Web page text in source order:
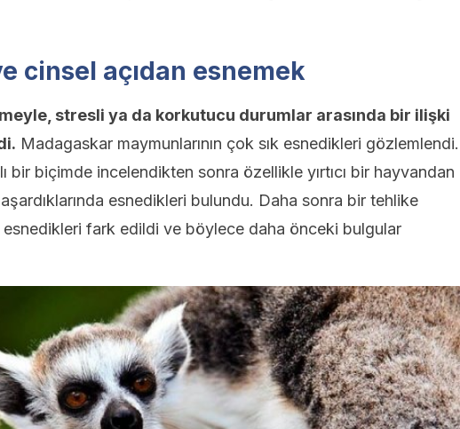
cinsel açıdan esnemek
stresli ya da korkutucu durumlar arasında bir ilişki
Madagaskar maymunlarının çok sık esnedikleri gözlemlendi.
bir biçimde incelendikten sonra özellikle yırtıcı bir hayvandan
esnedikleri bulundu. Daha sonra bir tehlike
esnedikleri fark edildi ve böylece daha önceki bulgular